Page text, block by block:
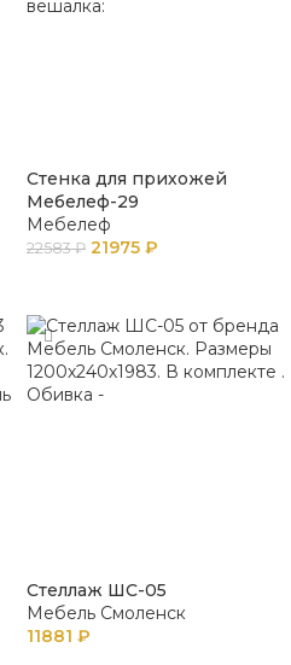
Стенка для прихожей
Мебелеф-29
Мебелеф
22583₽ 21975 ₽
Стеллаж ШС-05
Мебель Смоленск
11881 ₽